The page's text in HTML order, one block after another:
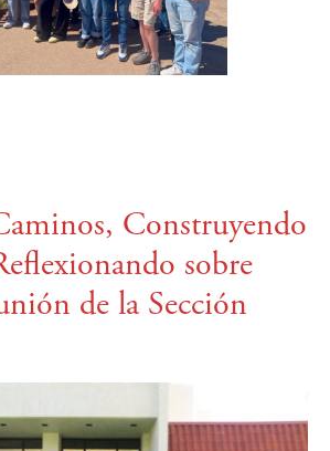
Construyendo
sobre
de la Sección